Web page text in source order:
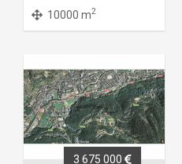
10000 m2
3 675 000